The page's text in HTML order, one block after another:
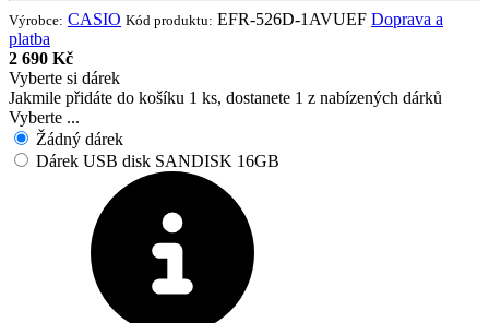
Výrobce: CASIO Kód produktu: EFR-526D-1AVUEF Doprava a
platba
2 690 Kč
Vyberte si dárek
Jakmile přidáte do košíku 1 ks, dostanete 1 z nabízených dárků
Vyberte ...
Žádný dárek
Dárek USB disk SANDISK 16GB